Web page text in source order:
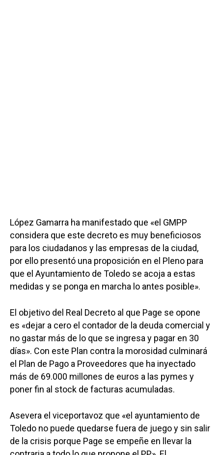
López Gamarra ha manifestado que «el GMPP
considera que este decreto es muy beneficiosos
para los ciudadanos y las empresas de la ciudad,
por ello presentó una proposición en el Pleno para
que el Ayuntamiento de Toledo se acoja a estas
medidas y se ponga en marcha lo antes posible».
El objetivo del Real Decreto al que Page se opone
es «dejar a cero el contador de la deuda comercial y
no gastar más de lo que se ingresa y pagar en 30
días». Con este Plan contra la morosidad culminará
el Plan de Pago a Proveedores que ha inyectado
más de 69.000 millones de euros a las pymes y
poner fin al stock de facturas acumuladas.
Asevera el viceportavoz que «el ayuntamiento de
Toledo no puede quedarse fuera de juego y sin salir
de la crisis porque Page se empeñe en llevar la